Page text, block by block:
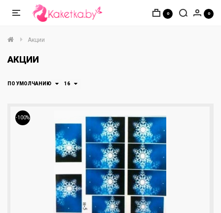
0 0
Акции
АКЦИИ
ПО УМОЛЧАНИЮ 16
-100%